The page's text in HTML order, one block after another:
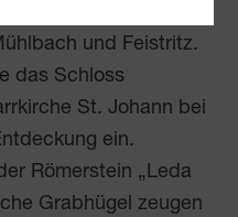
und Feistritz.
das Schloss
St. Johann bei
ein.
Römerstein „Leda
Grabhügel zeugen